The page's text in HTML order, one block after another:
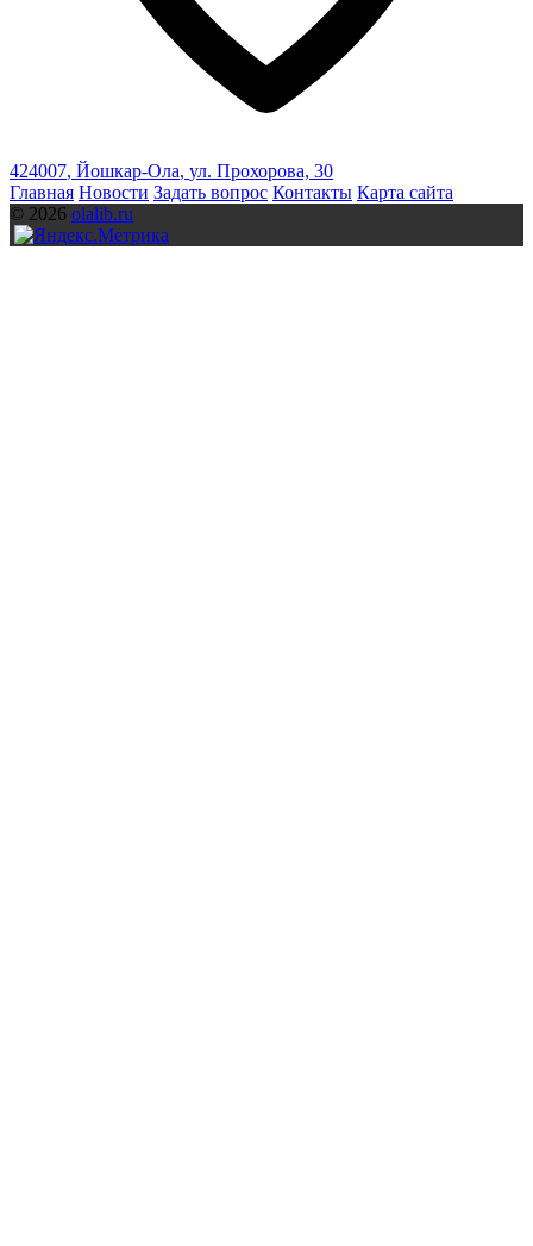
424007, Йошкар-Ола, ул. Прохорова, 30
Главная Новости Задать вопрос Контакты Карта сайта
© 2026 olalib.ru